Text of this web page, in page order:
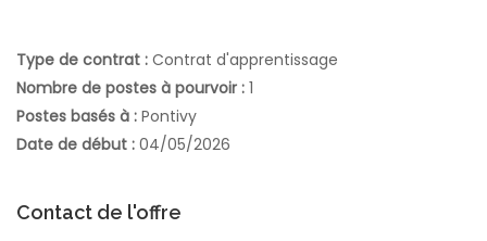
Type de contrat : Contrat d'apprentissage
Nombre de postes à pourvoir : 1
Postes basés à : Pontivy
Date de début : 04/05/2026
Contact de l'offre